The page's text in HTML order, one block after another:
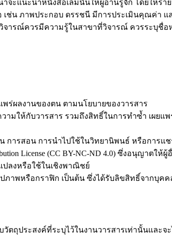
าจะแนะนำหนังสือเล่มนั้นให้ผู้อ่านรู้จัก โดยให้
น ภาพประกอบ ดรรชนี มีการประเมินคุณค่า
จารณ์ควรมีความรู้ในสาขาที่วิจารณ์ ควรระบุ
ร่ผลงานของตน ตามนโยบายของวารสาร
มให้กับวารสาร รวมถึงสิทธิ์ในการทำซ้ำ เผยแ
การสอน การนำไปใช้ในวิทยานิพนธ์ หรือการ
License (CC BY-NC-ND 4.0) ซึ่งอนุญาต
ปลงหรือใช้ในเชิงพาณิชย์
าพหรือกราฟิก เป็นต้น ซึ่งได้รับลิขสิทธิ์จากบุค
ถุประสงค์ที่ระบุไว้ในงานวารสารเท่านั้นและจ